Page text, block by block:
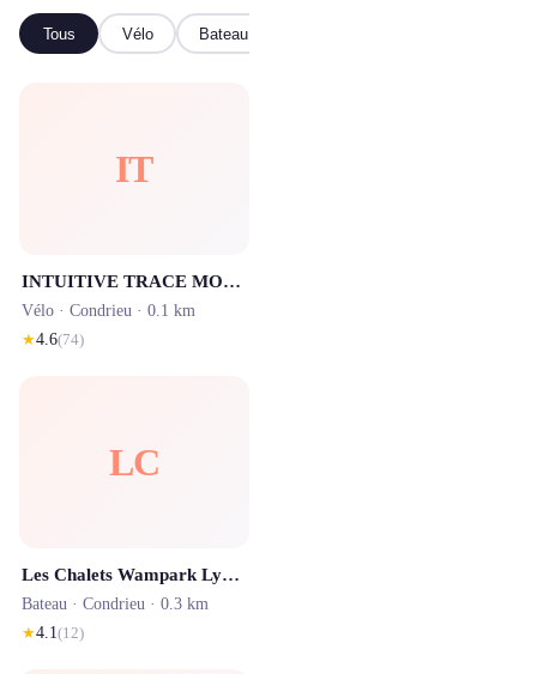
Tous Vélo Bateau
IT
INTUITIVE TRACE MOBILBOARD CONDRIEU
Vélo · Condrieu · 0.1 km
★4.6(74)
LC
Les Chalets Wampark Lyon Condrieu
Bateau · Condrieu · 0.3 km
★4.1(12)